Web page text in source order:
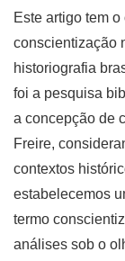
Este artigo tem
conscientização
historiografia
foi a pesquisa
a concepção de
Freire,
contextos
estabelecemos
termo
análises sob o